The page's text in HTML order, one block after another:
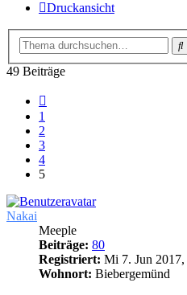
Druckansicht
49 Beiträge
1
2
3
4
5
Nakai
Meeple
Beiträge: 80
Registriert: Mi 7. Jun 2017,
Wohnort: Biebergemünd